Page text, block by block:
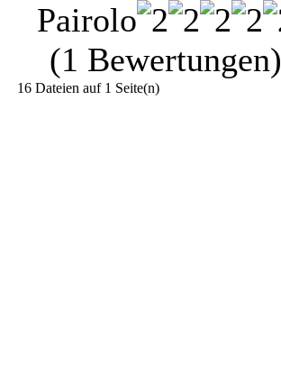
Pairolo
(1 Bewertungen)
16 Dateien auf 1 Seite(n)